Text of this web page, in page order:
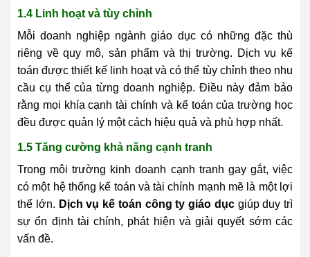
1.4 Linh hoạt và tùy chỉnh
Mỗi doanh nghiệp ngành giáo dục có những đặc thù
riêng về quy mô, sản phẩm và thị trường. Dịch vụ kế
toán được thiết kế linh hoạt và có thể tùy chỉnh theo nhu
cầu cụ thể của từng doanh nghiệp. Điều này đảm bảo
rằng mọi khía cạnh tài chính và kế toán của trường học
đều được quản lý một cách hiệu quả và phù hợp nhất.
1.5 Tăng cường khả năng cạnh tranh
Trong môi trường kinh doanh cạnh tranh gay gắt, việc
có một hệ thống kế toán và tài chính mạnh mẽ là một lợi
thế lớn. Dịch vụ kế toán công ty giáo dụcgiúp duy trì
sự ổn định tài chính, phát hiện và giải quyết sớm các
vấn đề.